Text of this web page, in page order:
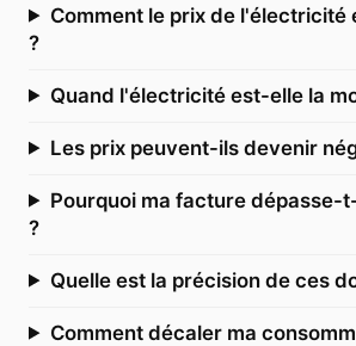
Comment le prix de l'électricité
?
Quand l'électricité est-elle la
Les prix peuvent-ils devenir
Pourquoi ma facture dépasse-
?
Quelle est la précision de ces
Comment décaler ma